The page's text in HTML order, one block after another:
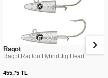
Ragot
Ragot Raglou Hybrid Jig Head
455,75TL